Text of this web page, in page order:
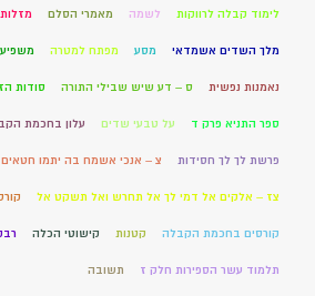
לימוד קבלה לרווקות לשמה מאמרי הסלם
מלך השדים אשמדאי מסע מפתח למטרה
נאמנות נפשית ס – דע שיש שבילי התורה סודות
ספר התניא פרק ד על טבעי שדים עלון בחכמת
פרשת לך לך חסידות צ – אנכי אשמח בה יתמו
צז – אלקים אל דמי לך אל תחרש ואל תשקט אל
קורסים בחכמת הקבלה קטנות קישוטי הכלה
תלמוד עשר הספירות חלק ז תשובה